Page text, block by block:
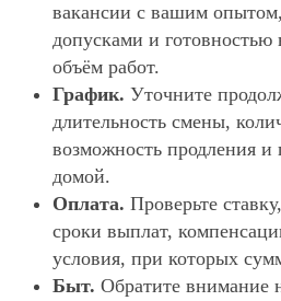
вакансии с вашим
допусками и готовностью
объём работ.
График. Уточните
длительность смены,
возможность продления и
домой.
Оплата. Проверьте
сроки выплат,
условия, при которых
Быт. Обратите внимание